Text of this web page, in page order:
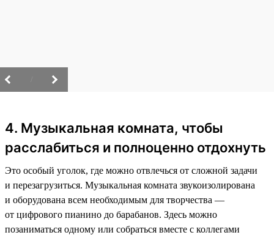
4. Музыкальная комната, чтобы
расслабиться и полноценно отдохнуть
Это особый уголок, где можно отвлечься от сложной задачи
и перезагрузиться. Музыкальная комната звукоизолирована
и оборудована всем необходимым для творчества —
от цифрового пианино до барабанов. Здесь можно
позаниматься одному или собраться вместе с коллегами